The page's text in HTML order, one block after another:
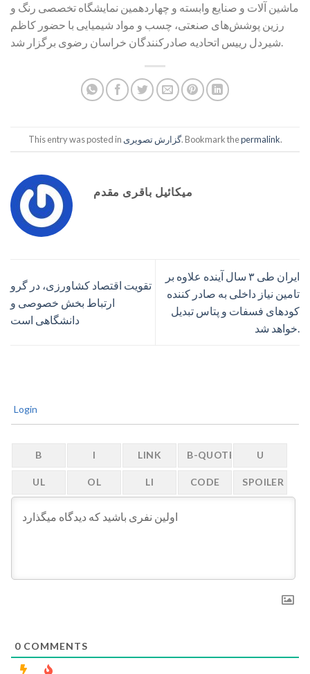
ماشین آلات و صنایع وابسته و چهاردهمین نمایشگاه تخصصی رنگ و
رزین پوشش‌های صنعتی، چسب و مواد شیمیایی با حضور کاظم
شیردل رییس اتحادیه صادرکنندگان خراسان رضوی برگزار شد.
This entry was posted in گزارش تصویری. Bookmark thepermalink.
میکائیل باقری مقدم
تقویت اقتصاد کشاورزی، در گرو
ارتباط بخش خصوصی و
دانشگاهی است
ایران طی ۳ سال آینده علاوه بر
تامین نیاز داخلی به صادر کننده
کودهای فسفات و پتاس تبدیل
خواهد شد.
Login
0 COMMENTS